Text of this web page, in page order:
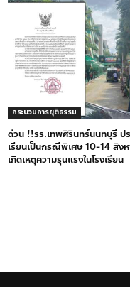
กระบวนการยุติธรรม
ด่วน !!รร.เทพศิรินทร์นนทบุรี ป
เรียนเป็นกรณีพิเศษ 10-14 สิง
เกิดเหตุความรุนแรงในโรงเรียน